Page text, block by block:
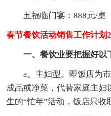
五福临门宴：888元/桌
春节餐饮活动销售工作计划2
一、餐饮业要把握好以
a。主妇型。即饭店为
成品或净菜，代替家庭主
生的“忙年”活动，饭店只收